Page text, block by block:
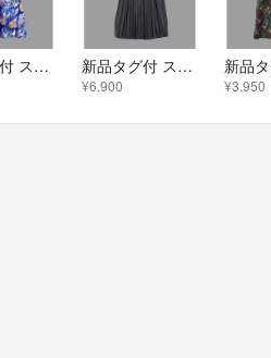
新品タグ付 スカラー 162699：お花いっぱい水族館柄 キャミワンピース 新品タグ付 スカラー 162653：アメリカン風刺繍 デニム×プリーツジャンスカ
¥6,900 ¥3,950